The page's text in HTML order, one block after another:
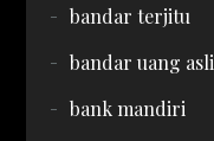
bandar terjitu
bandar uang asli
bank mandiri